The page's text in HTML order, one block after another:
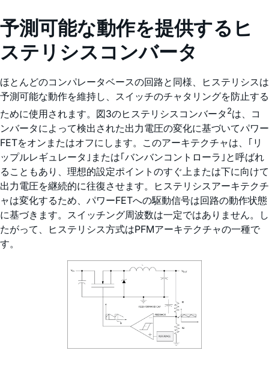
予測可能な動作を提供するヒ
ステリシスコンバータ
ほとんどのコンパレータベースの回路と同様、ヒステリシスは
予測可能な動作を維持し、スイッチのチャタリングを防止する
ために使用されます。図3のヒステリシスコンバータ2は、コ
ンバータによって検出された出力電圧の変化に基づいてパワー
FETをオンまたはオフにします。このアーキテクチャは、｢リ
ップルレギュレータ｣または｢バンバンコントローラ｣と呼ばれ
ることもあり、理想的設定ポイントのすぐ上または下に向けて
出力電圧を継続的に往復させます。ヒステリシスアーキテクチ
ャは変化するため、パワーFETへの駆動信号は回路の動作状態
に基づきます。スイッチング周波数は一定ではありません。し
たがって、ヒステリシス方式はPFMアーキテクチャの一種で
す。